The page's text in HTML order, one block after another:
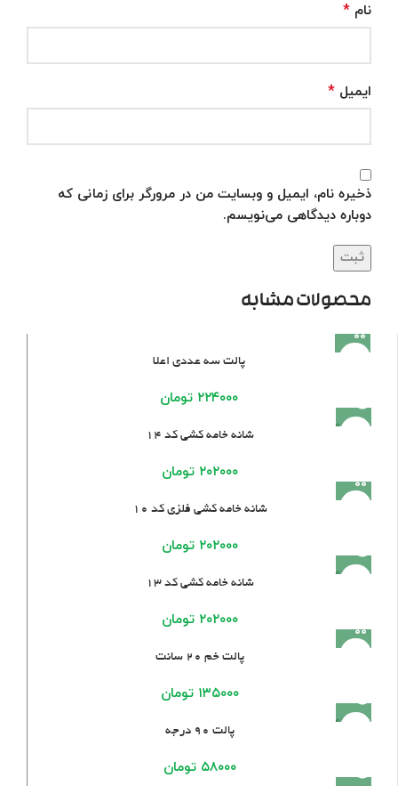
نام *
ایمیل *
ذخیره نام، ایمیل و وبسایت من در مرورگر برای زمانی که
دوباره دیدگاهی می‌نویسم.
محصولات مشابه
پالت سه عددی اعلا
۲۲۴۰۰۰ تومان
فروخته
شانه خامه کشی کد ۱۴
۲۰۲۰۰۰ تومان
شانه خامه کشی فلزی کد ۱۰
۲۰۲۰۰۰ تومان
فروخته
شانه خامه کشی کد ۱۳
۲۰۲۰۰۰ تومان
پالت خم ۲۰ سانت
۱۳۵۰۰۰ تومان
فروخته
پالت ۹۰ درجه
۵۸۰۰۰ تومان